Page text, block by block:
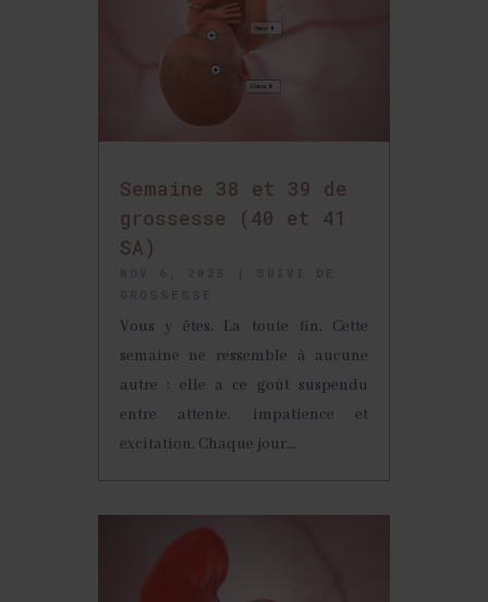
Semaine 38 et 39 de
grossesse (40 et 41
SA)
Vous y êtes. La toute fin. Cette
semaine ne ressemble à aucune
autre : elle a ce goût suspendu
entre attente, impatience et
excitation. Chaque jour...